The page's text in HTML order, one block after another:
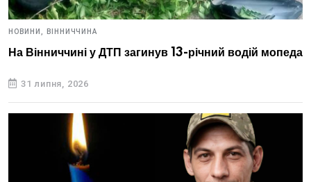
НОВИНИ, ВІННИЧЧИНА
На Вінниччині у ДТП загинув 13-річний водій мопеда
31 липня, 2026